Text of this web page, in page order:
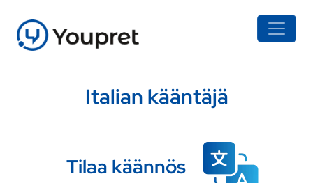
Italian kääntäjä
Tilaa käännös